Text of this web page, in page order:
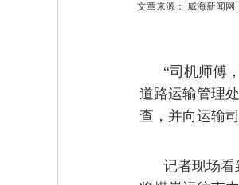
文章来源： 威海新闻网
“司机师傅
道路运输管理
查，并向运输
记者现场看